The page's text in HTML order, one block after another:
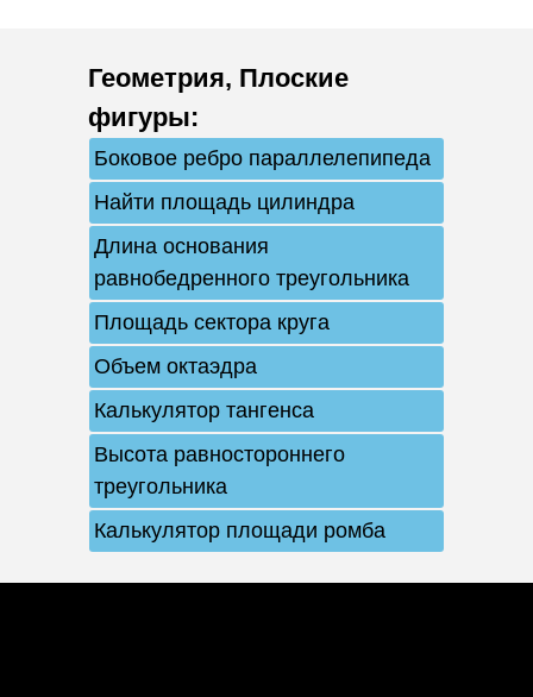
Геометрия, Плоские
фигуры:
Боковое ребро параллелепипеда
Найти площадь цилиндра
Длина основания
равнобедренного треугольника
Площадь сектора круга
Объем октаэдра
Калькулятор тангенса
Высота равностороннего
треугольника
Калькулятор площади ромба